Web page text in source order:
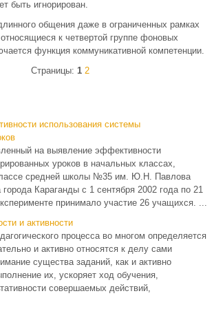
быть игнорирован.
общения даже в ограниченных рамках
к четвертой группе фоновых
функция коммуникативной компетенции.
Страницы: 1 2
использования системы
на выявление эффективности
уроков в начальных классах,
средней школы №35 им. Ю.Н. Павлова
города Караганды с 1 сентября 2002 года по 21
принимало участие 26 учащихся. ...
и активности
процесса во многом определяется
и активно относятся к делу сами
существа заданий, как и активно
их, ускоряет ход обучения,
совершаемых действий,